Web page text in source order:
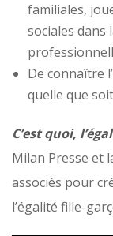
familiales,
sociales
De connaître
quelle que
C’est quoi,
Milan Presse et
associés pour
l’égalité fille-